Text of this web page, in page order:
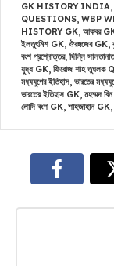
GK HISTORY INDIA,
QUESTIONS, WBP
HISTORY GK, আকবর
ইলতুৎমিশ GK, ঔরঙ্গজেব GK,
বংশ প্রশ্নোত্তর, দিল্লি
যুদ্ধ GK, ফিরোজ শাহ
মধ্যযুগের ইতিহাস, ভারতের
ভারতের ইতিহাস GK, মহম্মদ
লোদি বংশ GK, শাহজাহান GK,